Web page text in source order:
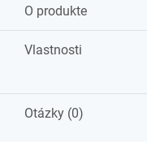
O produkte
Vlastnosti
Otázky (0)